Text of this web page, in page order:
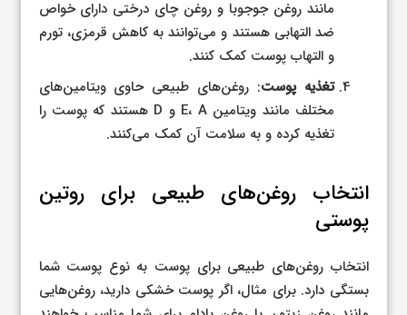
مانند روغن جوجوبا و روغن چای درختی دارای خواص
ضد التهابی هستند و می‌توانند به کاهش قرمزی، تورم
و التهاب پوست کمک کنند.
تغذیه پوست: روغن‌های طبیعی حاوی ویتامین‌های
مختلف مانند ویتامین E، A و D هستند که پوست را
تغذیه کرده و به سلامت آن کمک می‌کنند.
انتخاب روغن‌های طبیعی برای روتین
پوستی
انتخاب روغن‌های طبیعی برای پوست به نوع پوست شما
بستگی دارد. برای مثال، اگر پوست خشکی دارید، روغن‌هایی